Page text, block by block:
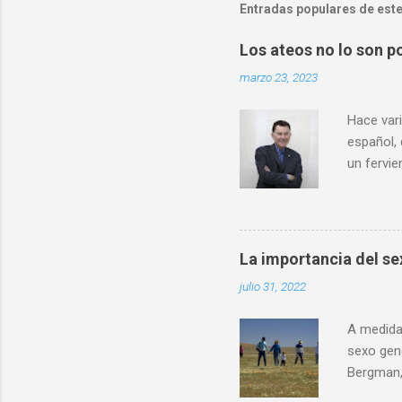
Entradas populares de
Los ateos no lo son
marzo 23, 2023
Hace
español,
un
hablar
La importancia del
julio 31, 2022
A
sexo